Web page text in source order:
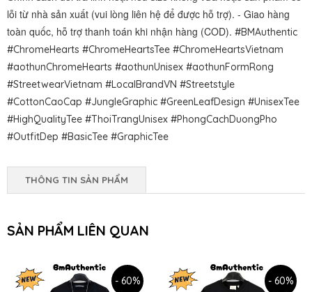
lỗi từ nhà sản xuất (vui lòng liên hệ để được hỗ trợ). - Giao hàng
toàn quốc, hỗ trợ thanh toán khi nhận hàng (COD). #BMAuthentic
#ChromeHearts #ChromeHeartsTee #ChromeHeartsVietnam
#aothunChromeHearts #aothunUnisex #aothunFormRong
#StreetwearVietnam #LocalBrandVN #Streetstyle
#CottonCaoCap #JungleGraphic #GreenLeafDesign #UnisexTee
#HighQualityTee #ThoiTrangUnisex #PhongCachDuongPho
#OutfitDep #BasicTee #GraphicTee
THÔNG TIN SẢN PHẨM
SẢN PHẨM LIÊN QUAN
- 60% - 60%